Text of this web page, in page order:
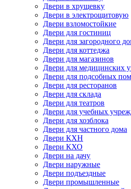
Двери в хрущевку
Двери в электрощитовую
Двери взломостойкие
Двери для гостиниц
Двери для загородного
Двери для коттеджа
Двери для магазинов
Двери для медицинских
Двери для подсобных
Двери для ресторанов
Двери для склада
Двери для театров
Двери для учебных
Двери для хозблока
Двери для частного дома
Двери КХН
Двери КХО
Двери на дачу
Двери наружные
Двери подъездные
Двери промышленные